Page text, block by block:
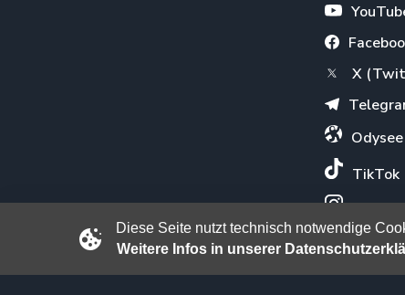
X
Odysee
TikTok
Diese Seite nutzt technisch notwendige
Weitere Infos in unserer